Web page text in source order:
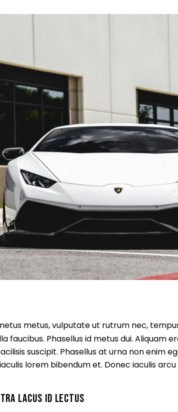
metus, vulputate ut rutrum nec,
faucibus. Phasellus id metus dui. Aliquam
suscipit. Phasellus at urna non enim
lorem bibendum et. Donec iaculis
LACUS ID LECTUS